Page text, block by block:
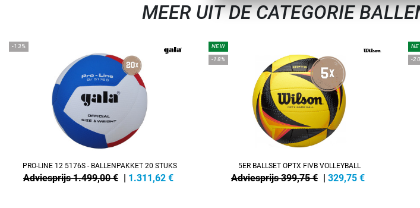
MEER UIT DE CATEGORIE
-13%
PRO-LINE 12 5176S - BALLENPAKKET 20 STUKS
Adviesprijs 1.499,00 € | 1.311,62 €
NEW
-18%
5ER BALLSET OPTX FIVB VOLLEYBALL
Adviesprijs 399,75 € | 329,75 €
-